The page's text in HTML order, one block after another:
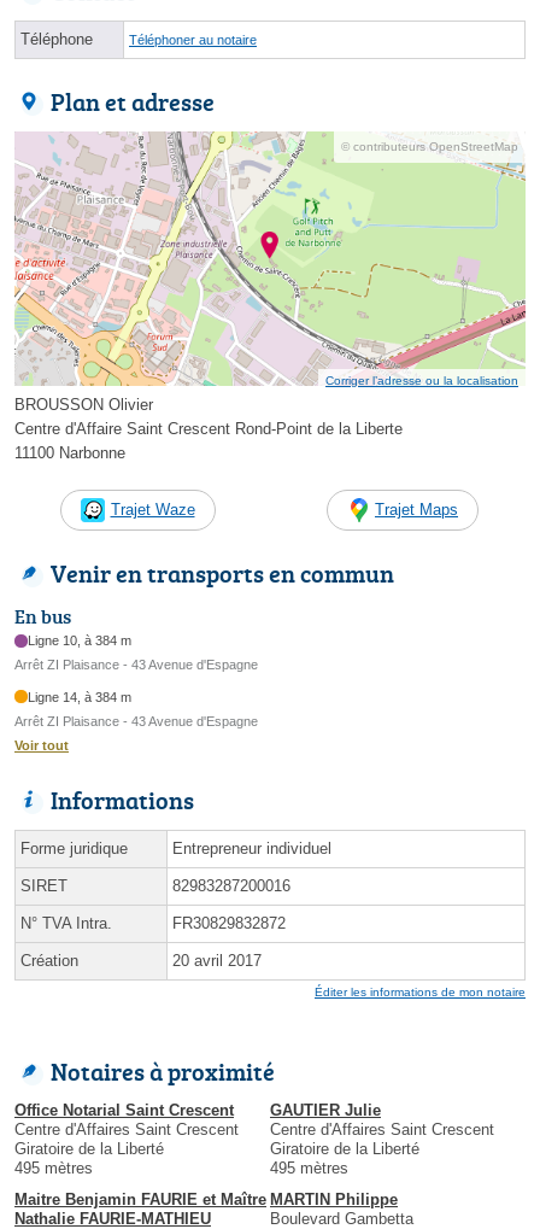
Téléphone Téléphoner au notaire
Plan et adresse
© contributeurs OpenStreetMap
Corriger l’adresse ou la localisation
BROUSSON Olivier
Centre d'Affaire Saint Crescent Rond-Point de la Liberte
11100 Narbonne
Trajet Waze Trajet Maps
Venir en transports en commun
En bus
Ligne 10, à 384 m
Arrêt ZI Plaisance - 43 Avenue d'Espagne
Ligne 14, à 384 m
Arrêt ZI Plaisance - 43 Avenue d'Espagne
Voir tout
Informations
Forme juridique Entrepreneur individuel
SIRET 82983287200016
N° TVA Intra. FR30829832872
Création 20 avril 2017
Éditer les informations de mon notaire
Notaires à proximité
Office Notarial Saint Crescent
Centre d'Affaires Saint Crescent
Giratoire de la Liberté
495 mètres
GAUTIER Julie
Centre d'Affaires Saint Crescent
Giratoire de la Liberté
495 mètres
Maitre Benjamin FAURIE et Maître
Nathalie FAURIE-MATHIEU
MARTIN Philippe
Boulevard Gambetta